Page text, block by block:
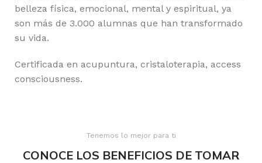
belleza física, emocional, mental y espiritual, ya
son más de 3.000 alumnas que han transformado
su vida.
Certificada en acupuntura, cristaloterapia, access
consciousness.
Tenemos lo mejor para ti
CONOCE LOS BENEFICIOS DE TOMAR